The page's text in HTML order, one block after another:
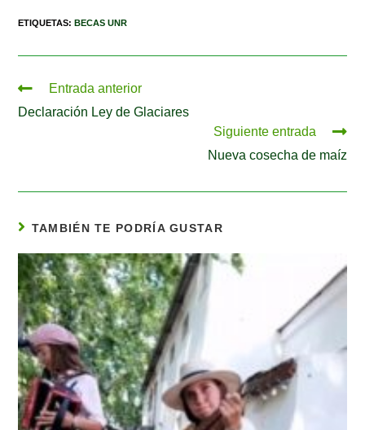
ETIQUETAS:BECAS UNR
Entrada anterior
Declaración Ley de Glaciares
Siguiente entrada
Nueva cosecha de maíz
TAMBIÉN TE PODRÍA GUSTAR